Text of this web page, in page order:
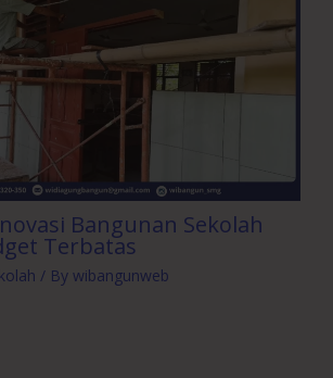
Bangunan Sekolah
Terbatas
/ By wibangunweb